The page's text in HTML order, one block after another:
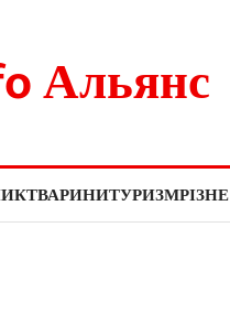
Альянс
ТВАРИНИТУРИЗМРІЗНЕ